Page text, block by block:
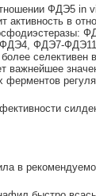
ФДЭ5 in
активность в
ФДЭ7-ФДЭ11
селективен
важнейшее
в